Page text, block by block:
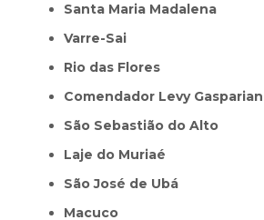
Santa Maria Madalena
Varre-Sai
Rio das Flores
Comendador Levy Gasparian
São Sebastião do Alto
Laje do Muriaé
São José de Ubá
Macuco